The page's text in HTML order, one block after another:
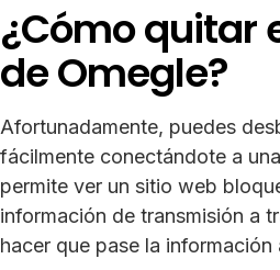
¿Cómo quitar
de Omegle?
Afortunadamente, puedes
fácilmente conectándote a
permite ver un sitio web
información de transmisión a
hacer que pase la información